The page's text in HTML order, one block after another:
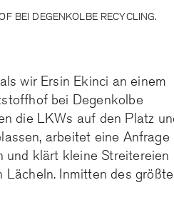
BEI DEGENKOLBE RECYCLING.
wir Ersin Ekinci an einem
bei Degenkolbe
die LKWs auf den Platz
arbeitet eine Anfrage
und klärt kleine Streitereien
Inmitten des